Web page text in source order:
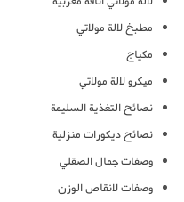
مطبخ لالة مولاتي
مكياج
ميكرو لالة مولاتي
نصائح التغذية السليمة
نصائح ديكورات منزلية
وصفات جمال الصقلي
وصفات لانقاص الوزن